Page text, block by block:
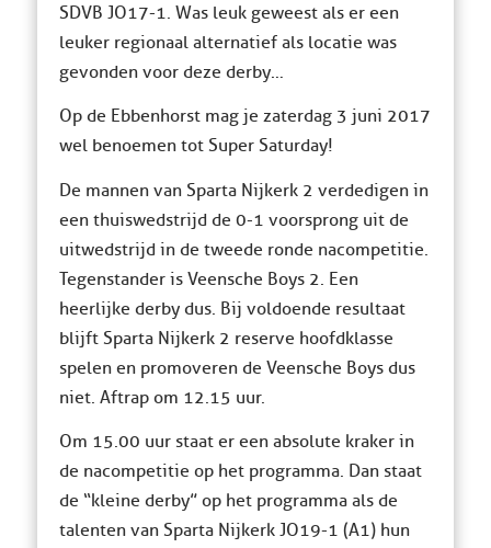
SDVB JO17-1. Was leuk geweest als er een
leuker regionaal alternatief als locatie was
gevonden voor deze derby…
Op de Ebbenhorst mag je zaterdag 3 juni 2017
wel benoemen tot Super Saturday!
De mannen van Sparta Nijkerk 2 verdedigen in
een thuiswedstrijd de 0-1 voorsprong uit de
uitwedstrijd in de tweede ronde nacompetitie.
Tegenstander is Veensche Boys 2. Een
heerlijke derby dus. Bij voldoende resultaat
blijft Sparta Nijkerk 2 reserve hoofdklasse
spelen en promoveren de Veensche Boys dus
niet. Aftrap om 12.15 uur.
Om 15.00 uur staat er een absolute kraker in
de nacompetitie op het programma. Dan staat
de “kleine derby” op het programma als de
talenten van Sparta Nijkerk JO19-1 (A1) hun